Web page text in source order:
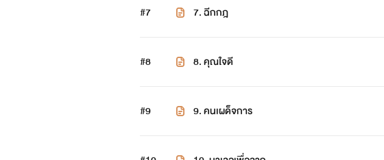
#7 7. ฉีกกฎ
#8 8. คุณใจดี
#9 9. คนเผด็จการ